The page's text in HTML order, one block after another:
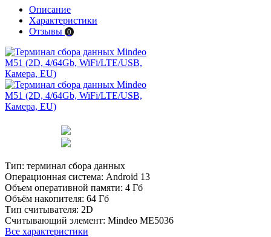
Описание
Характеристики
Отзывы 0
Тип: терминал сбора данных
Операционная система: Android 13
Объем оперативной памяти: 4 Гб
Объём накопителя: 64 Гб
Тип считывателя: 2D
Считывающий элемент: Mindeo ME5036
Все характеристики